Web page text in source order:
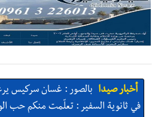
أخبار صيدا بالصور : غسان سركيس
في ثانوية السفير : تعلّمت منكم حب